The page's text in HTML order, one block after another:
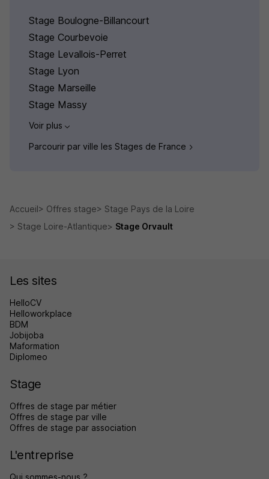
Stage Boulogne-Billancourt
Stage Courbevoie
Stage Levallois-Perret
Stage Lyon
Stage Marseille
Stage Massy
Voir plus
Parcourir par ville les Stages de France
Accueil Offres stage
Stage Pays de la Loire
Stage Loire-Atlantique
Stage Orvault
Les sites
HelloCV
Helloworkplace
BDM
Jobijoba
Maformation
Diplomeo
Stage
Offres de stage par métier
Offres de stage par ville
Offres de stage par association
L'entreprise
Qui sommes-nous ?